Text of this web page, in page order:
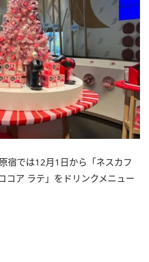
宿では12月1日から「ネスカフ
コア ラテ」をドリンクメニュー